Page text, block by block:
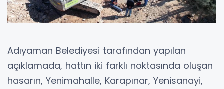
Adıyaman Belediyesi tarafından yapılan
açıklamada, hattın iki farklı noktasında oluşan
hasarın, Yenimahalle, Karapınar, Yenisanayi,